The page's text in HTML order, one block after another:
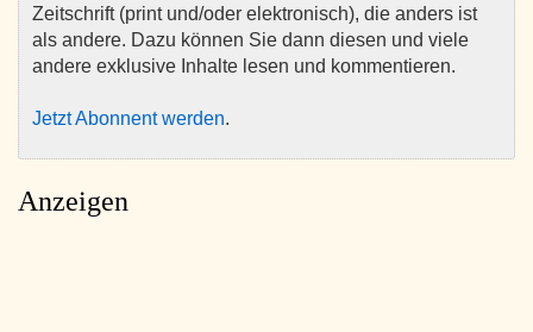
Zeitschrift (print und/oder elektronisch), die anders ist
als andere. Dazu können Sie dann diesen und viele
andere exklusive Inhalte lesen und kommentieren.
Jetzt Abonnent werden.
Anzeigen